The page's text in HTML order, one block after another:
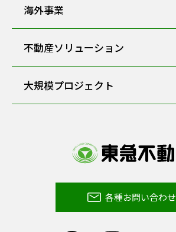
海外事業
不動産ソリューション
大規模プロジェクト
各種お問い合わせ